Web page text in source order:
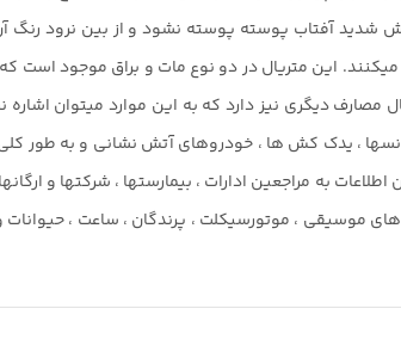
شدید آفتاب پوسته پوسته نشود و از بین نرود
این متریال در دو نوع مات و براق موجود است
درخت ، نت های موسیقی ، موتورسیکلت ، پرندگان ، ساعت ،